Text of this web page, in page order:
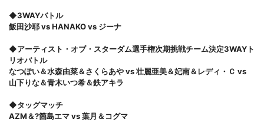
◆3WAYバトル
飯田沙耶 vs HANAKO vs ジーナ
◆アーティスト・オブ・スターダム選手権次期挑戦チーム決定3WAYト
リオバトル
なつぽい＆水森由菜＆さくらあや vs 壮麗亜美＆妃南＆レディ・Ｃ vs
山下りな＆青木いつ希＆鉄アキラ
◆タッグマッチ
AZM＆?箇島エマ vs 葉月＆コグマ